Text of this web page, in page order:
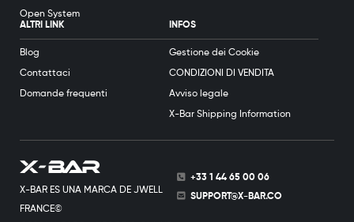
X-BAR ES UNA MARCA DE JWELL
FRANCE©
+33 1 44 65 00 06
SUPPORT@X-BAR.CO
Open System
ALTRI LINK
Blog
Contattaci
Domande frequenti
INFOS
Gestione dei Cookie
CONDIZIONI DI VENDITA
Avviso legale
X-Bar Shipping Information